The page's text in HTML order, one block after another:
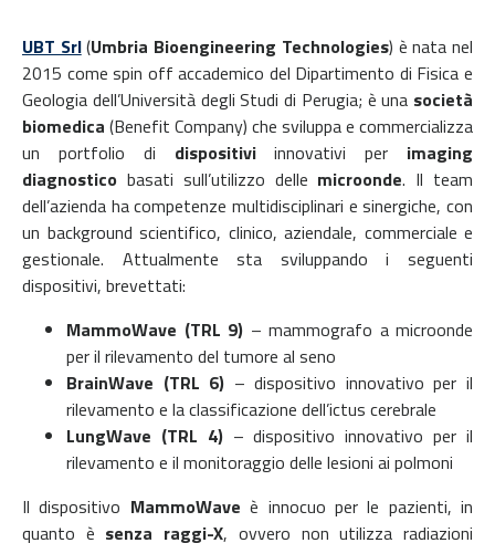
UBT Srl(Umbria Bioengineering Technologies) è nata nel
2015 come spin off accademico del Dipartimento di Fisica e
Geologia dell’Università degli Studi di Perugia; è una società
biomedica (Benefit Company) che sviluppa e commercializza
un portfolio di dispositiviinnovativi per imaging
diagnostico basati sull’utilizzo delle microonde. Il team
dell’azienda ha competenze multidisciplinari e sinergiche, con
un background scientifico, clinico, aziendale, commerciale e
gestionale. Attualmente sta sviluppando i seguenti
dispositivi, brevettati:
MammoWave (TRL 9) – mammografo a microonde
per il rilevamento del tumore al seno
BrainWave (TRL 6) – dispositivo innovativo per il
rilevamento e la classificazione dell’ictus cerebrale
LungWave (TRL 4)– dispositivo innovativo per il
rilevamento e il monitoraggio delle lesioni ai polmoni
Il dispositivo MammoWave è innocuo per le pazienti, in
quanto è senza raggi-X, ovvero non utilizza radiazioni